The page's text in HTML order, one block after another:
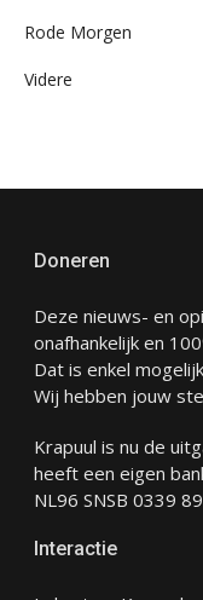
Rode Morgen
Videre
Doneren
Deze nieuws- en
onafhankelijk en
Dat is enkel
Wij hebben jouw
Krapuul is nu de
heeft een eigen
NL96 SNSB 0339
Interactie